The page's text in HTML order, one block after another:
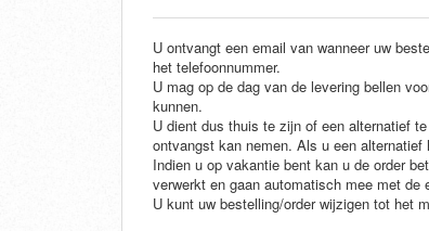
U ontvangt een email van wanneer uw
het telefoonnummer.
U mag op de dag van de levering bellen
kunnen.
U dient dus thuis te zijn of een alternatief
ontvangst kan nemen. Als u een
Indien u op vakantie bent kan u de order
verwerkt en gaan automatisch mee met de
U kunt uw bestelling/order wijzigen tot het